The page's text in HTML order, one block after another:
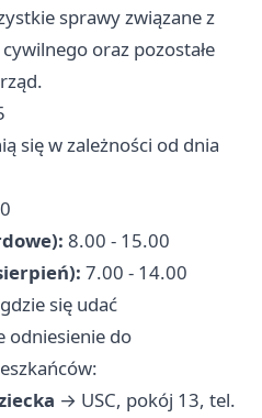
sprawy związane z
oraz pozostałe
się w zależności od dnia
8.00 - 15.00
7.00 - 14.00
się udać
odniesienie do
→ USC, pokój 13, tel.